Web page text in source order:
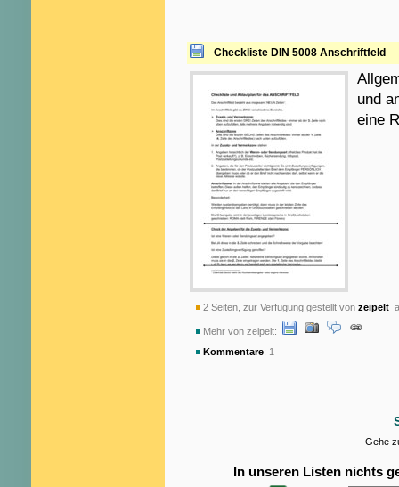
Checkliste DIN 5008 Anschriftfeld
und
eine
2 Seiten, zur Verfügung gestellt von zeipelt
Mehr von zeipelt:
Kommentare: 1
Gehe
In unseren Listen nichts